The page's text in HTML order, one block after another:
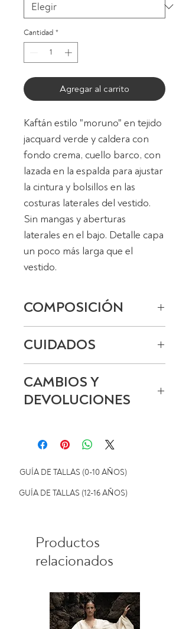
Cantidad *
Agregar al carrito
Kaftán estilo "moruno" en tejido
jacquard verde y caldera con
fondo crema, cuello barco, con
lazada en la espalda para ajustar
la cintura y bolsillos en las
costuras laterales del vestido.
Sin mangas y aberturas
laterales en el bajo. Detalle capa
un poco más larga que el
vestido.
COMPOSICIÓN
CUIDADOS
baja temperatura.
No usar lejía, no usar
CAMBIOS Y
DEVOLUCIONES
devoluciones
GUÍA DE TALLAS (0-10 AÑOS)
GUÍA DE TALLAS (12-16 AÑOS)
Productos
relacionados